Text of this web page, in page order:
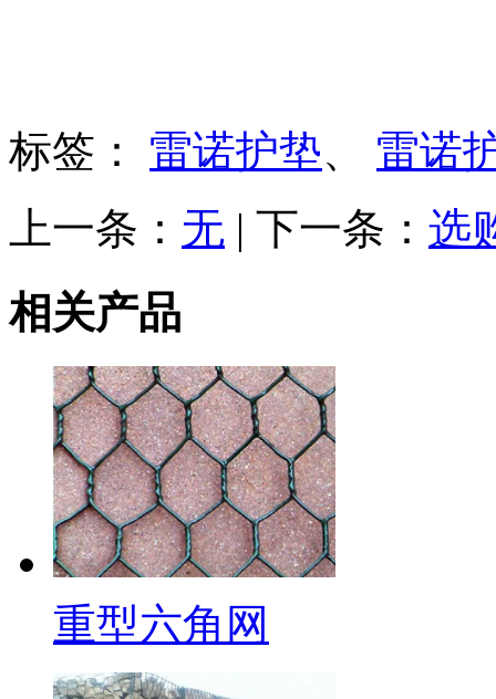
标签： 雷诺护垫、 雷诺
上一条： 无 | 下一条： 选
相关产品
重型六角网